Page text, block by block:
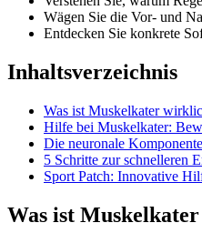
Wägen Sie die Vor- und
Entdecken Sie konkrete
Inhaltsverzeichnis
Was ist Muskelkater
Hilfe bei Muskelkater:
Die neuronale
5 Schritte zur schnelleren
Sport Patch: Innovative
Was ist